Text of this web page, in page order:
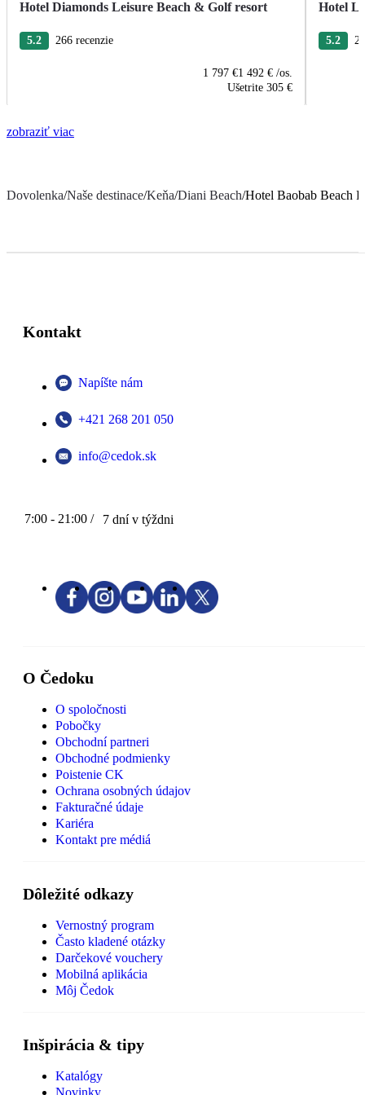
Hotel Diamonds Leisure Beach & Golf resort
5.2 266 recenzie
1 797 €1 492 € /os.
Ušetrite 305 €
Hotel
5.2
zobraziť viac
Dovolenka/Naše destinace/Keňa/Diani Beach/Hotel Baobab Beach
Kontakt
Napíšte nám
+421 268 201 050
info@cedok.sk
7:00 - 21:00 / 7 dní v týždni
O Čedoku
O spoločnosti
Pobočky
Obchodní partneri
Obchodné podmienky
Poistenie CK
Ochrana osobných údajov
Fakturačné údaje
Kariéra
Kontakt pre médiá
Dôležité odkazy
Vernostný program
Často kladené otázky
Darčekové vouchery
Mobilná aplikácia
Môj Čedok
Inšpirácia & tipy
Katalógy
Novinky